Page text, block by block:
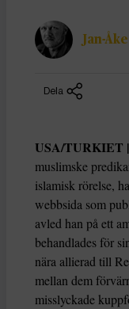
Jan-
Dela
USA/TURKIET |
muslimske
islamisk rörelse,
webbsida som
avled han på ett
behandlades för
nära allierad till
mellan dem
misslyckade